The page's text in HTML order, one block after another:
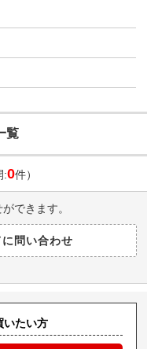
覧
:0件）
できます。
いたい方